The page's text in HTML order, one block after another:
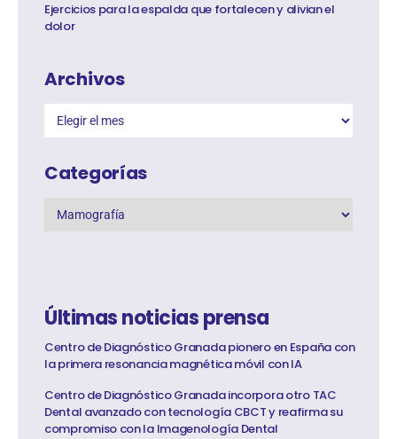
Ejercicios para la espalda que fortalecen y alivian el
dolor
Archivos
Categorías
Últimas noticias prensa
Centro de Diagnóstico Granada pionero en España con
la primera resonancia magnética móvil con IA
Centro de Diagnóstico Granada incorpora otro TAC
Dental avanzado con tecnología CBCT y reafirma su
compromiso con la Imagenología Dental